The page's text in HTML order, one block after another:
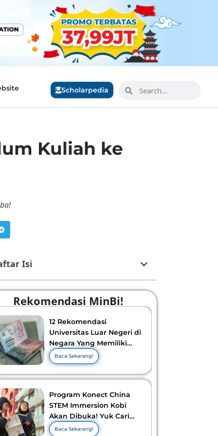
Scholarpedia
Kuliah ke
Isi
Rekomendasi MinBi!
12 Rekomendasi
Universitas Luar Negeri di
Negara Yang Memiliki
Visa Murah di 2026-2027!
Baca Sekarang!
Program Konect China
STEM Immersion Kobi
Akan Dibuka! Yuk Cari
Tahu Info Selengkapnya!
Baca Sekarang!